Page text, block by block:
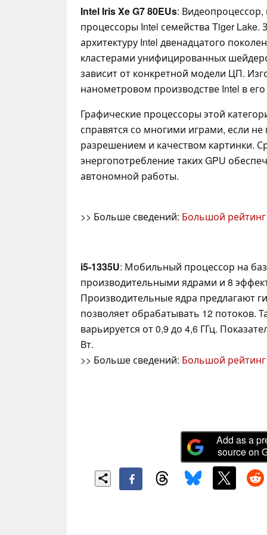
Intel Iris Xe G7 80EUs:
процессоры Intel семейства Tiger Lake.
архитектуру Intel двенадцатого
кластерами унифицированных
зависит от конкретной модели ЦП.
нанометровом производстве Intel в
Графические процессоры этой
справятся со многими играми, если
разрешением и качеством картинки.
энергопотребление таких GPU
автономной работы.
>> Больше сведений: Большой
i5-1335U: Мобильный процессор на
производительными ядрами и 8
Производительные ядра предлагают
позволяет обрабатывать 12 потоков.
варьируется от 0,9 до 4,6 ГГц.
Вт.
>> Больше сведений: Большой
Add as a
source on